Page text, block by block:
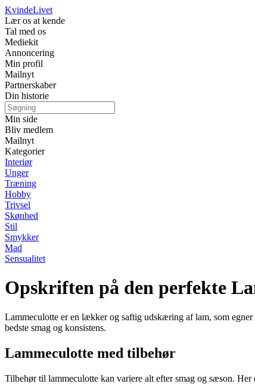
KvindeLivet
Lær os at kende
Tal med os
Mediekit
Annoncering
Min profil
Mailnyt
Partnerskaber
Din historie
Min side
Bliv medlem
Mailnyt
Kategorier
Interiør
Unger
Træning
Hobby
Trivsel
Skønhed
Stil
Smykker
Mad
Sensualitet
Opskriften på den perfekte
Lammeculotte er en lækker og saftig udskæring af lam, som
bedste smag og konsistens.
Lammeculotte med tilbehør
Tilbehør til lammeculotte kan variere alt efter smag og sæson.